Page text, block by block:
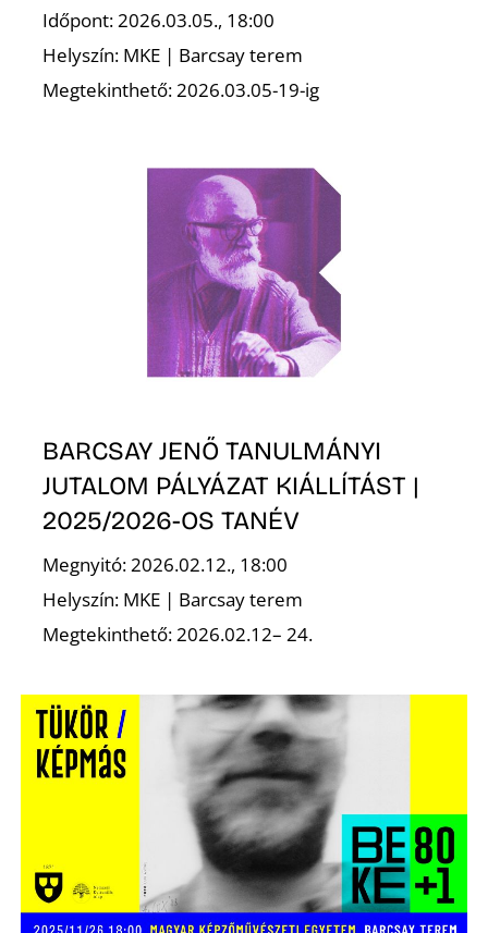
Időpont: 2026.03.05., 18:00
Helyszín: MKE | Barcsay terem
Megtekinthető: 2026.03.05-19-ig
BARCSAY JENŐ TANULMÁNYI
JUTALOM PÁLYÁZAT KIÁLLÍTÁST |
2025/2026-OS TANÉV
Megnyitó: 2026.02.12., 18:00
Helyszín: MKE | Barcsay terem
Megtekinthető: 2026.02.12– 24.